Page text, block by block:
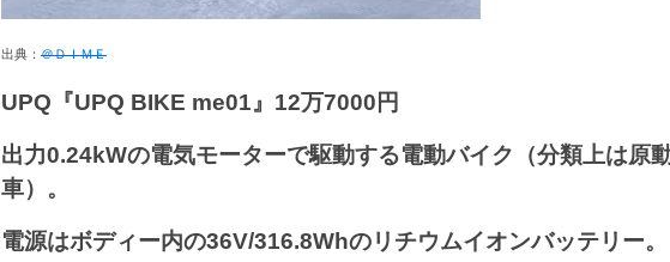
出典： ＠ＤＩＭＥ
UPQ『UPQ BIKE me01』 12万7000円
出力0.24kWの電気モーターで駆動する電動バイク（分類上は原
車）。
電源はボディー内の36V/316.8Whのリチウムイオンバッテリー。